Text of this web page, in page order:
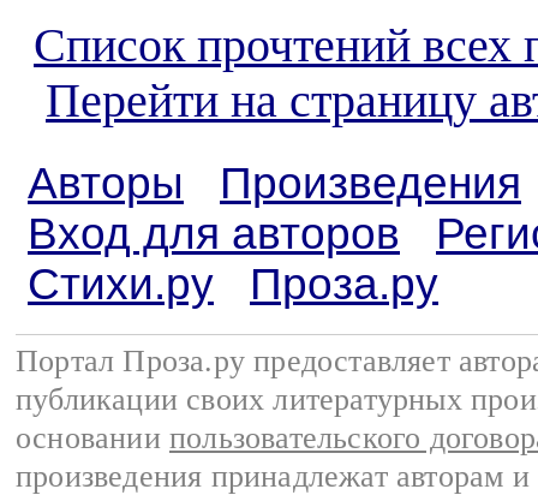
Список прочтений всех
Перейти на страницу
Авторы
Произведения
Вход для авторов
Стихи.ру
Проза.ру
Портал Проза.ру предоставляет
публикации своих литературных
основании пользовательского
произведения принадлежат авторам